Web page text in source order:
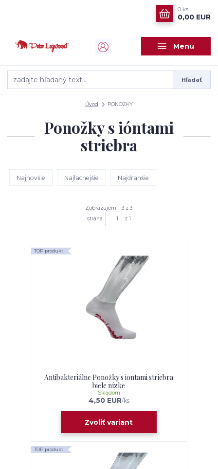
Menu
Hľadať
0 ks
0,00 EUR
Úvod PONOŽKY
Ponožky s ióntami
striebra
Najnovšie Najlacnejšie Najdrahšie
Zobrazujem 1-3 z 3
strana
z 1
TOP produkt
Antibakteriálne Ponožky s iontami striebra
biele nízke
4,50 EUR/ks
Skladom
Zvoliť variant
TOP produkt